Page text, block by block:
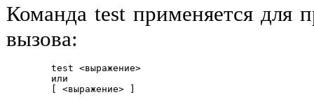
Команда test применяется для
вызова:
        test <выражение>
        или